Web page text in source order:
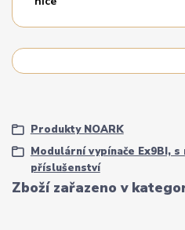
Zboží zařazeno v
Produkty NOARK
Modulární vypínače Ex9BI,
příslušenství